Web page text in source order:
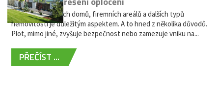
Oplocení rodinných domů, firemních areálů a dalších typů
nemovitostí je důležitým aspektem. A to hned z několika důvodů.
Plot, mimo jiné, zvyšuje bezpečnost nebo zamezuje vniku na...
PŘEČÍST ...